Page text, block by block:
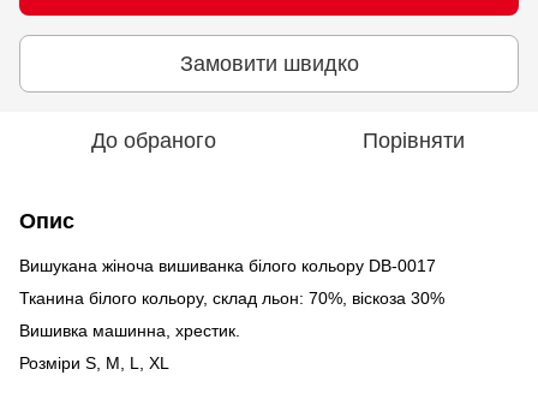
Замовити швидко
До обраного Порівняти
Опис
Вишукана жіноча вишиванка білого кольору DB-0017
Тканина білого кольору, склад льон: 70%, віскоза 30%
Вишивка машинна, хрестик.
Розміри S, M, L, XL